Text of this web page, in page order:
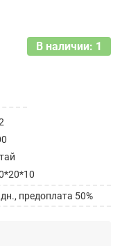
В наличии: 1
предоплата 50%